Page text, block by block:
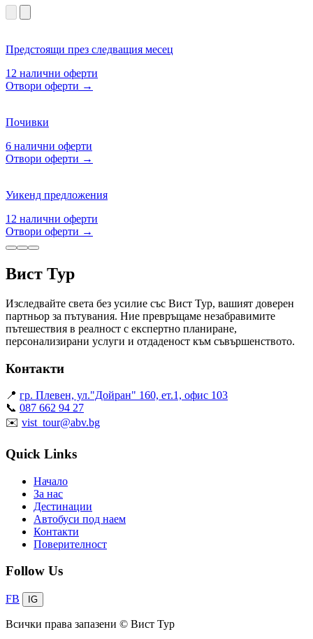
Предстоящи през следващия месец
12 налични оферти
Отвори оферти →
Почивки
6 налични оферти
Отвори оферти →
Уикенд предложения
12 налични оферти
Отвори оферти →
Вист Тур
Изследвайте света без усилие със Вист Тур, вашият доверен
партньор за пътувания. Ние превръщаме незабравимите
пътешествия в реалност с експертно планиране,
персонализирани услуги и отдаденост към съвършенството.
Контакти
📍 гр. Плевен, ул."Дойран" 160, ет.1, офис 103
📞 087 662 94 27
✉️ vist_tour@abv.bg
Quick Links
Начало
За нас
Дестинации
Автобуси под наем
Контакти
Поверителност
Follow Us
FB IG
Всички права запазени © Вист Тур